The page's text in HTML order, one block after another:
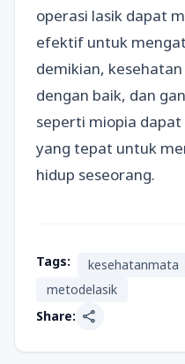
operasi lasik dapat
efektif untuk
demikian,
dengan baik, dan
seperti miopia
yang tepat untuk
hidup seseorang.
Tags: kesehatanmata
metodelasik
Share: share